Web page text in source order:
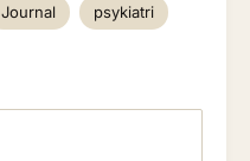
Journal psykiatri